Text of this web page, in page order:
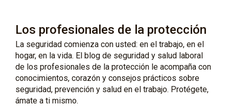
Los profesionales de la protección
La seguridad comienza con usted: en el trabajo, en el
hogar, en la vida. El blog de seguridad y salud laboral
de los profesionales de la protección le acompaña con
conocimientos, corazón y consejos prácticos sobre
seguridad, prevención y salud en el trabajo. Protégete,
ámate a ti mismo.